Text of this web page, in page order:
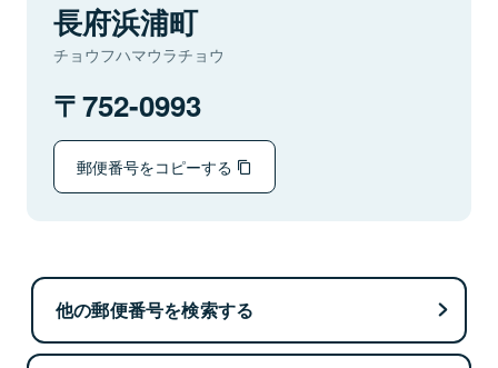
長府浜浦町
チョウフハマウラチョウ
752-0993
郵便番号をコピーする
他の郵便番号を検索する